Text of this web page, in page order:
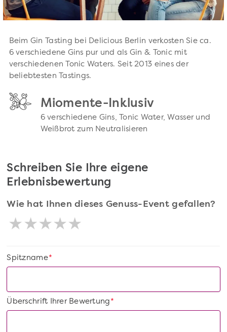
Beim Gin Tasting bei Delicious Berlin verkosten Sie ca.
6 verschiedene Gins pur und als Gin & Tonic mit
verschiedenen Tonic Waters. Seit 2013 eines der
beliebtesten Tastings.
Miomente-Inklusiv
6 verschiedene Gins, Tonic Water, Wasser und
Weißbrot zum Neutralisieren
Schreiben Sie Ihre eigene
Erlebnisbewertung
Wie hat Ihnen dieses Genuss-Event gefallen?
*
Spitzname
*
Überschrift Ihrer Bewertung